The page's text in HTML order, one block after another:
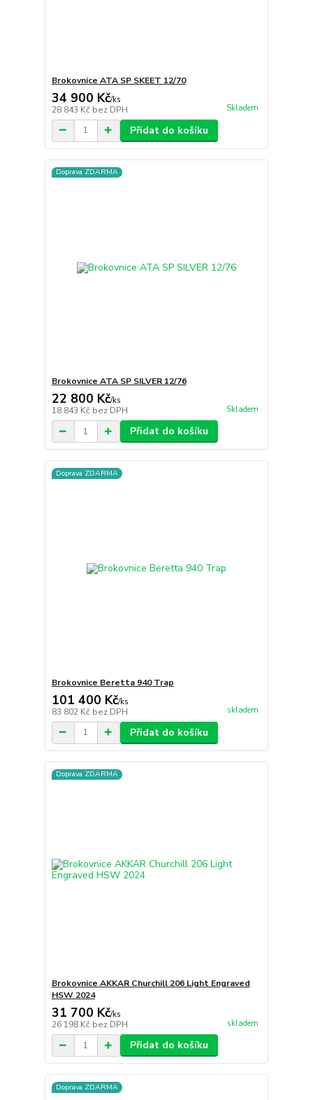
Brokovnice ATA SP SKEET 12/70
34 900 Kč/ks
28 843 Kč bez DPH Skladem
Přidat do košíku
Doprava ZDARMA
Brokovnice ATA SP SILVER 12/76
22 800 Kč/ks
18 843 Kč bez DPH Skladem
Přidat do košíku
Doprava ZDARMA
Brokovnice Beretta 940 Trap
101 400 Kč/ks
83 802 Kč bez DPH skladem
Přidat do košíku
Doprava ZDARMA
Brokovnice AKKAR Churchill 206 Light Engraved
HSW 2024
31 700 Kč/ks
26 198 Kč bez DPH skladem
Přidat do košíku
Doprava ZDARMA